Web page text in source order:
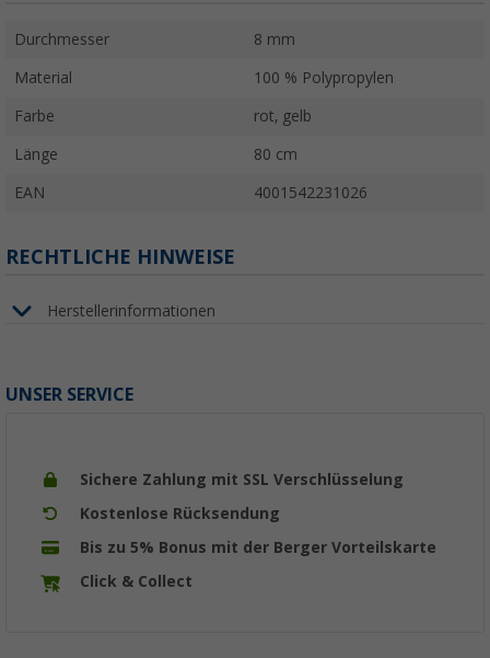
Durchmesser 8 mm
Material 100 % Polypropylen
Farbe rot, gelb
Länge 80 cm
EAN 4001542231026
RECHTLICHE HINWEISE
Herstellerinformationen
UNSER SERVICE
Sichere Zahlung mit SSL Verschlüsselung
Kostenlose Rücksendung
Bis zu 5% Bonus mit der Berger Vorteilskarte
Click & Collect